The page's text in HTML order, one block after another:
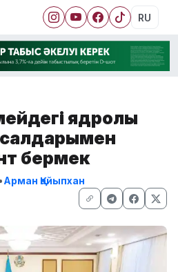
RU
ядролық
бермек
•Арман Қайыпхан